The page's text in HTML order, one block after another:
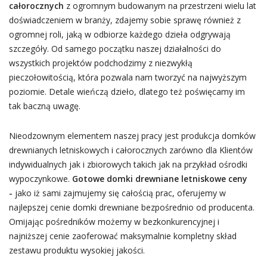
całorocznych z ogromnym budowanym na przestrzeni wielu lat
doświadczeniem w branży, zdajemy sobie sprawę również z
ogromnej roli, jaką w odbiorze każdego dzieła odgrywają
szczegóły. Od samego początku naszej działalności do
wszystkich projektów podchodzimy z niezwykłą
pieczołowitością, która pozwala nam tworzyć na najwyższym
poziomie. Detale wieńczą dzieło, dlatego też poświęcamy im
tak baczną uwagę.
Nieodzownym elementem naszej pracy jest produkcja domków
drewnianych letniskowych i całorocznych zarówno dla Klientów
indywidualnych jak i zbiorowych takich jak na przykład ośrodki
wypoczynkowe. Gotowe domki drewniane letniskowe ceny
- jako iż sami zajmujemy się całością prac, oferujemy w
najlepszej cenie domki drewniane bezpośrednio od producenta.
Omijając pośredników możemy w bezkonkurencyjnej i
najniższej cenie zaoferować maksymalnie kompletny skład
zestawu produktu wysokiej jakości.